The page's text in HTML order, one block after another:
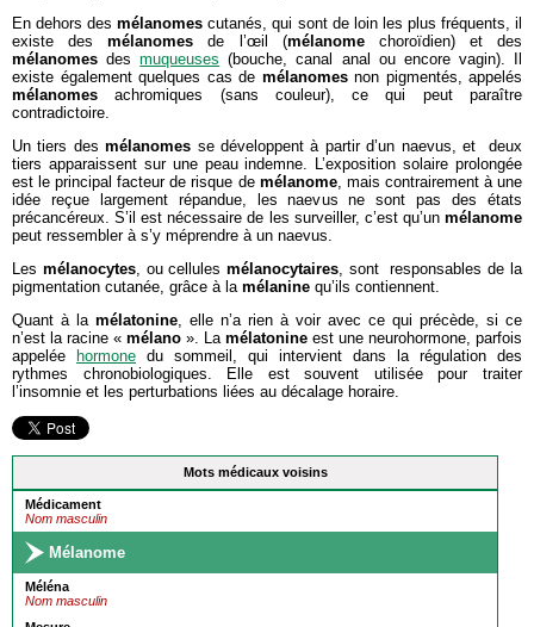
Mots médicaux voisins
Médicament
Nom masculin
Mélanome
Méléna
Nom masculin
En dehors desmélanomes cutanés, qui sont de loin les plus fréquents, il
existe desmélanomes de l’œil (mélanomechoroïdien) et des
mélanomes desmuqueuses (bouche, canal anal ou encore vagin). Il
existe également quelques cas de mélanomesnon pigmentés, appelés
mélanomes achromiques (sans couleur), ce qui peut paraître
contradictoire.
Un tiers desmélanomes se développent à partir d’un naevus, et deux
tiers apparaissent sur une peau indemne. L’exposition solaire prolongée
est le principal facteur de risque de mélanome, mais contrairement à une
idée reçue largement répandue, les naevus ne sont pas des états
précancéreux. S’il est nécessaire de les surveiller, c’est qu’un mélanome
peut ressembler à s’y méprendre à un naevus.
Les mélanocytes, ou cellulesmélanocytaires, sont responsables de la
pigmentation cutanée, grâce à la mélanine qu’ils contiennent.
Quant à la mélatonine, elle n’a rien à voir avec ce qui précède, si ce
n’est la racine « mélano ». La mélatonine est une neurohormone, parfois
appelée
hormone du sommeil, qui intervient dans la régulation des
rythmes chronobiologiques. Elle est souvent utilisée pour traiter
l’insomnie et les perturbations liées au décalage horaire.